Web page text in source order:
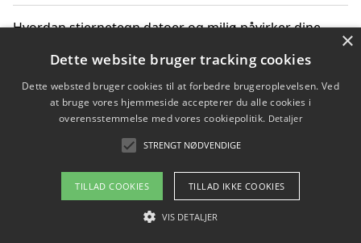
Hvordan stjernetegn datoer og miljø påvirker dine
Bæredygtige gadgets til en grønnere hverdag
Om / kontakt
Blog Betingelser
×
Dette website bruger tracking cookies
Dette websted bruger cookies til at forbedre brugeroplevelsen. Ved
at bruge vores hjemmeside accepterer du alle cookies i
overensstemmelse med vores cookiepolitik. Detaljer
STRENGT NØDVENDIGE
TILLAD COOKIES TILLAD IKKE COOKIES
VIS DETALJER